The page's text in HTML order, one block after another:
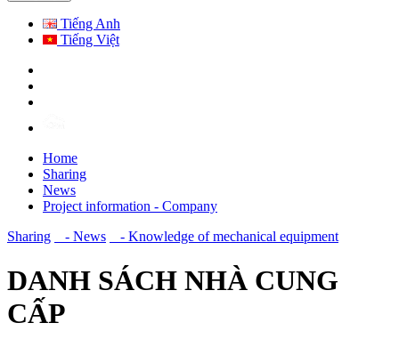
Tiếng Anh
Tiếng Việt
Home
Sharing
News
Project information - Company
Sharing
- News - Knowledge of mechanical equipment
DANH SÁCH NHÀ CUNG
CẤP